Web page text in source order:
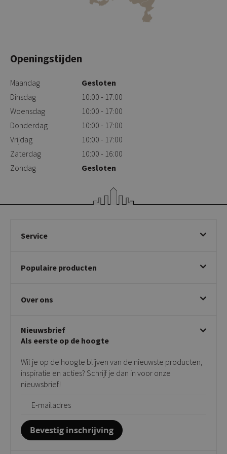
Openingstijden
Maandag
Gesloten
Dinsdag
10:00 - 17:00
Woensdag
10:00 - 17:00
Donderdag
10:00 - 17:00
Vrijdag
10:00 - 17:00
Zaterdag
10:00 - 16:00
Zondag
Gesloten
Service
Betalen & annuleren
Klachtafhandeling
Privacy policy
Populaire producten
Draaibare eetkamerstoelen
Taupe stoelen
Tuinstoelen
Bijzettafels
Over ons
Showroom
Contact
Onderhoudsproducten
Vloerbescherming
Giftcards
Nieuwsbrief
Als eerste op de hoogte
Wil je op de hoogte blijven van de nieuwste producten,
inspiratie en acties? Schrijf je dan in voor onze
nieuwsbrief!
Bevestig inschrijving